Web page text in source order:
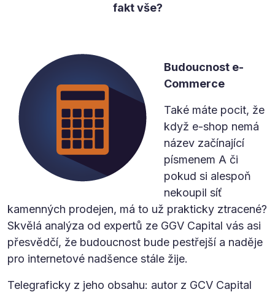
fakt vše?
Budoucnost e-
Commerce
Také máte pocit, že
když e-shop nemá
název začínající
písmenem A či
pokud si alespoň
nekoupil síť
kamenných prodejen, má to už prakticky ztracené?
Skvělá analýza od expertů ze GGV Capital vás asi
přesvědčí, že budoucnost bude pestřejší a naděje
pro internetové nadšence stále žije.
Telegraficky z jeho obsahu: autor z GCV Capital